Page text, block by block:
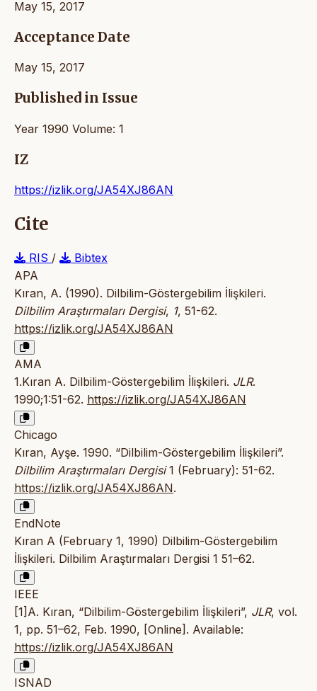
May 15, 2017
Acceptance Date
May 15, 2017
Published in Issue
Year 1990 Volume: 1
IZ
https://izlik.org/JA54XJ86AN
Cite
RIS /
Bibtex
APA
Kıran, A. (1990). Dilbilim-Göstergebilim İlişkileri.
Dilbilim Araştırmaları Dergisi, 1, 51-62.
https://izlik.org/JA54XJ86AN
AMA
1.Kıran A. Dilbilim-Göstergebilim İlişkileri. JLR.
1990;1:51-62. https://izlik.org/JA54XJ86AN
Chicago
Kıran, Ayşe. 1990. “Dilbilim-Göstergebilim İlişkileri”.
Dilbilim Araştırmaları Dergisi1 (February): 51-62.
https://izlik.org/JA54XJ86AN.
EndNote
Kıran A (February 1, 1990) Dilbilim-Göstergebilim
İlişkileri. Dilbilim Araştırmaları Dergisi 1 51–62.
IEEE
[1]A. Kıran, “Dilbilim-Göstergebilim İlişkileri”, JLR, vol.
1, pp. 51–62, Feb. 1990, [Online]. Available:
https://izlik.org/JA54XJ86AN
ISNAD